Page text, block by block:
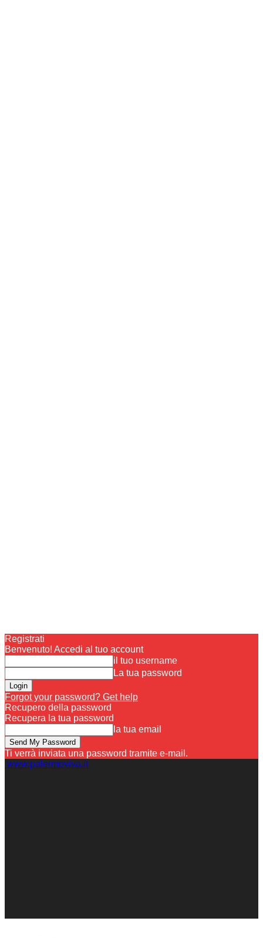
Registrati
Benvenuto! Accedi al tuo account
il tuo username
La tua password
Forgot your password? Get help
Recupero della password
Recupera la tua password
la tua email
Ti verrà inviata una password tramite e-mail.
www.palermoviva.it